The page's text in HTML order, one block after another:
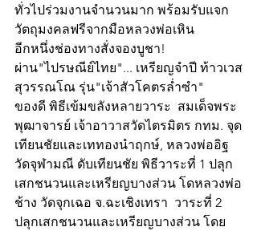
ทั่วไปร่วมงานจำนวนมาก พร้อมรับแจก
วัตถุมงคลฟรีจากมือหลวงพ่อเหิน
อีกหนึ่งช่องทางสั่งจองบูชา!
ผ่าน"ไปรษณีย์ไทย"... เหรียญจำปี ท้าวเวส
สุวรรณโณ รุ่น"เจ้าสัวโคตรล่ำซำ"
ของดี พิธีเข้มขลังหลายวาระ  สมเด็จพระ
พุฒาจารย์ เจ้าอาวาสวัดไตรมิตร กทม. จุด
เทียนชัยและเททองนำฤกษ์, หลวงพ่ออิฐ
วัดจุฬามณี ดับเทียนชัย พิธีวาระที่ 1 ปลุก
เสกชนวนและเหรียญบางส่วน โดหลวงพ่อ
ช้าง วัดจุกเฉอ จ.ฉะเชิงเทรา  วาระที่ 2
ปลุกเสกชนวนและเหรียญบางส่วน โดย